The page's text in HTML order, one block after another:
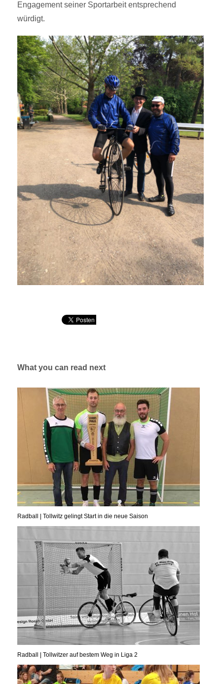
Engagement seiner Sportarbeit entsprechend
würdigt.
What you can read next
Radball | Tollwitz gelingt Start in die neue Saison
Radball | Tollwitzer auf bestem Weg in Liga 2